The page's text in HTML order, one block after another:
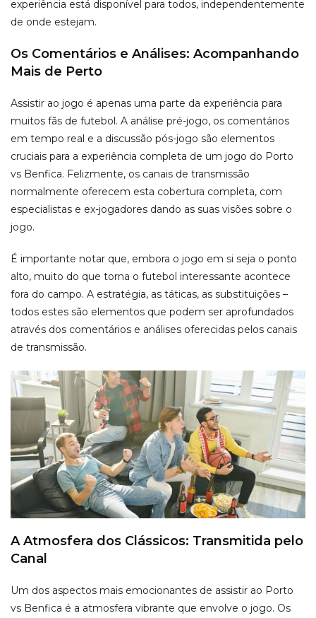
experiência está disponível para todos, independentemente
de onde estejam.
Os Comentários e Análises: Acompanhando
Mais de Perto
Assistir ao jogo é apenas uma parte da experiência para
muitos fãs de futebol. A análise pré-jogo, os comentários
em tempo real e a discussão pós-jogo são elementos
cruciais para a experiência completa de um jogo do Porto
vs Benfica. Felizmente, os canais de transmissão
normalmente oferecem esta cobertura completa, com
especialistas e ex-jogadores dando as suas visões sobre o
jogo.
É importante notar que, embora o jogo em si seja o ponto
alto, muito do que torna o futebol interessante acontece
fora do campo. A estratégia, as táticas, as substituições –
todos estes são elementos que podem ser aprofundados
através dos comentários e análises oferecidas pelos canais
de transmissão.
A Atmosfera dos Clássicos: Transmitida pelo
Canal
Um dos aspectos mais emocionantes de assistir ao Porto
vs Benfica é a atmosfera vibrante que envolve o jogo. Os